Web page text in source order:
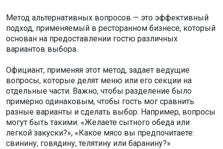
Метод альтернативных вопросов — это эффективный
подход, применяемый в ресторанном бизнесе, который
основан на предоставлении гостю различных
вариантов выбора.
Официант, применяя этот метод, задает ведущие
вопросы, которые делят меню или его секции на
отдельные части. Важно, чтобы разделение было
примерно одинаковым, чтобы гость мог сравнить
разные варианты и сделать выбор. Например, вопросы
могут быть такими: «Желаете сытного обеда или
легкой закуски?», «Какое мясо вы предпочитаете:
свинину, говядину, телятину или баранину?»